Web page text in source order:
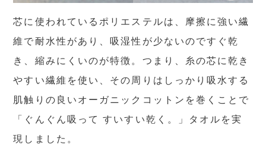
芯に使われているポリエステルは、摩擦に強い繊
維で耐水性があり、吸湿性が少ないのですぐ乾
き、縮みにくいのが特徴。つまり、糸の芯に乾き
やすい繊維を使い、その周りはしっかり吸水する
肌触りの良いオーガニックコットンを巻くことで
「ぐんぐん吸って すいすい乾く。」タオルを実
現しました。